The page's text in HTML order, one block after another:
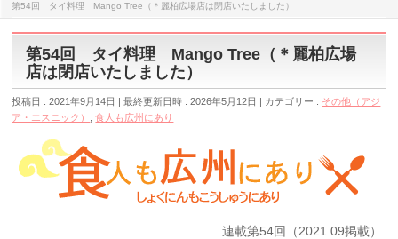
第54回 タイ料理 Mango Tree（＊麗柏広場店は閉店いたしました）
第54回 タイ料理 Mango Tree（＊麗柏広場
店は閉店いたしました）
投稿日 : 2021年9月14日 最終更新日時 : 2026年5月12日 カテゴリー : その他（アジ
ア・エスニック）
,食人も広州にあり
連載第54回（2021.09掲載）